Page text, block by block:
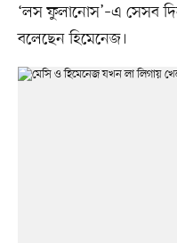
‘লস ফুলানোস’–এ সেসব
বলেছেন হিমেনেজ।